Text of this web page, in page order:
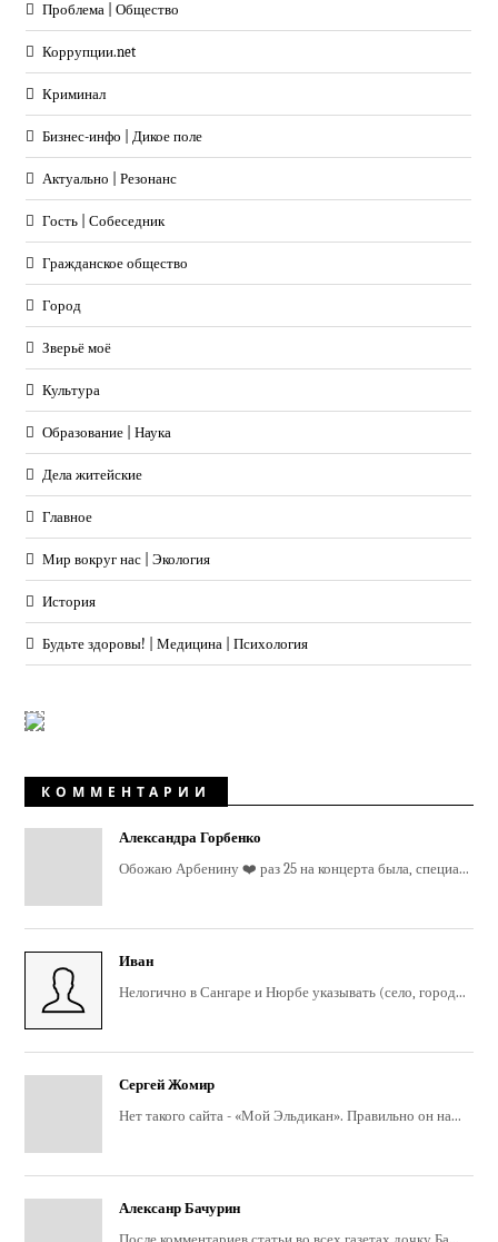
Проблема | Общество
Коррупции.net
Криминал
Бизнес-инфо | Дикое поле
Актуально | Резонанс
Гость | Собеседник
Гражданское общество
Город
Зверьё моё
Культура
Образование | Наука
Дела житейские
Главное
Мир вокруг нас | Экология
История
Будьте здоровы! | Медицина | Психология
КОММЕНТАРИИ
Александра Горбенко
Обожаю Арбенину ❤️ раз 25 на концерта была, специа...
Иван
Нелогично в Сангаре и Нюрбе указывать (село, город...
Сергей Жомир
Нет такого сайта - «Мой Эльдикан». Правильно он на...
Алексанр Бачурин